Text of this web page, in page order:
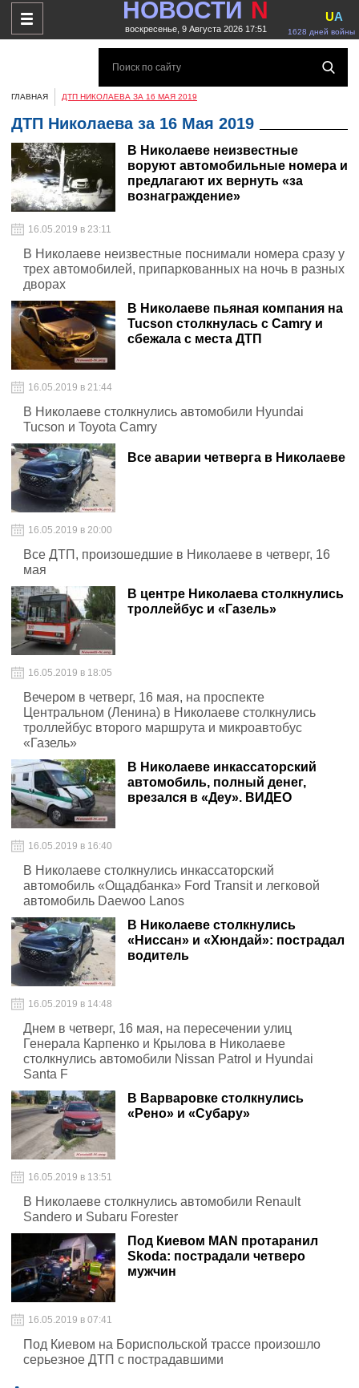
НОВОСТИ N
воскресенье, 9 Августа 2026 17:51 1628 дней войны
UA
ГЛАВНАЯ ДТП НИКОЛАЕВА ЗА 16 МАЯ 2019
ДТП Николаева за 16 Мая 2019
В Николаеве неизвестные
воруют автомобильные номера и
предлагают их вернуть «за
вознаграждение»
16.05.2019 в 23:11
В Николаеве неизвестные поснимали номера сразу у
трех автомобилей, припаркованных на ночь в разных
дворах
В Николаеве пьяная компания на
Tucson столкнулась с Camry и
сбежала с места ДТП
16.05.2019 в 21:44
В Николаеве столкнулись автомобили Hyundai
Tucson и Toyota Camry
Все аварии четверга в Николаеве
16.05.2019 в 20:00
Все ДТП, произошедшие в Николаеве в четверг, 16
мая
В центре Николаева столкнулись
троллейбус и «Газель»
16.05.2019 в 18:05
Вечером в четверг, 16 мая, на проспекте
Центральном (Ленина) в Николаеве столкнулись
троллейбус второго маршрута и микроавтобус
«Газель»
В Николаеве инкассаторский
автомобиль, полный денег,
врезался в «Деу». ВИДЕО
16.05.2019 в 16:40
В Николаеве столкнулись инкассаторский
автомобиль «Ощадбанка» Ford Transit и легковой
автомобиль Daewoo Lanos
В Николаеве столкнулись
«Ниссан» и «Хюндай»: пострадал
водитель
16.05.2019 в 14:48
Днем в четверг, 16 мая, на пересечении улиц
Генерала Карпенко и Крылова в Николаеве
столкнулись автомобили Nissan Patrol и Hyundai
Santa F
В Варваровке столкнулись
«Рено» и «Субару»
16.05.2019 в 13:51
В Николаеве столкнулись автомобили Renault
Sandero и Subaru Forester
Под Киевом MAN протаранил
Skoda: пострадали четверо
мужчин
16.05.2019 в 07:41
Под Киевом на Бориспольской трассе произошло
серьезное ДТП с пострадавшими